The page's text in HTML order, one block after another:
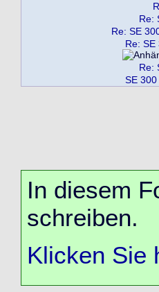
Re:
Re: SE
Re:
Re:
SE
In diesem
schreiben.
Klicken Sie